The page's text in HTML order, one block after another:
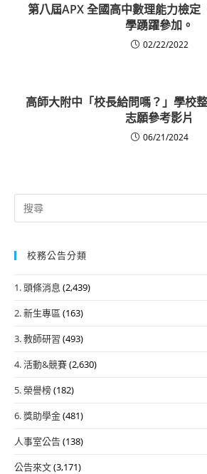
第八屆APX 全國高中數理能力檢定
學踴躍參加。
02/22/2022
高師大附中「校長給問嗎？」學校
志願參考影片
06/21/2024
Search
for:
校務公告分類
1. 頭條消息 (2,439)
2. 新生專區 (163)
3. 教師研習 (493)
4. 活動&競賽(2,630)
5. 榮譽榜(182)
6. 獎助學金(481)
人事室公告(138)
公告來文(3,171)